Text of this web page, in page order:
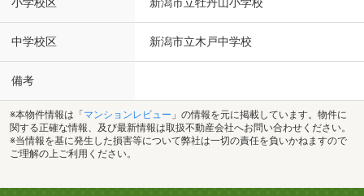
小学校区
中学校区 新潟市立木戸中学校
備考
※本物件情報は「 マンションレビュー 」の情報を元に掲載しています。物件に
関する正確な情報、及び最新情報は取扱不動産会社へお問い合わせください。
※当情報を基に発生した損害等について弊社は一切の責任を負いかねますので
ご理解の上ご利用ください。